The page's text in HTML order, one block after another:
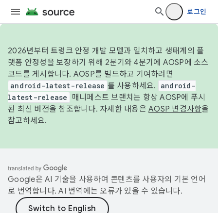
로그인
2026년부터 트렁크 안정 개발 모델과 일치하고 생태계의 플
랫폼 안정성을 보장하기 위해 2분기와 4분기에 AOSP에 소스
코드를 게시합니다. AOSP를 빌드하고 기여하려면
android-latest-release 를 사용하세요.
android-
latest-release
매니페스트 브랜치는 항상 AOSP에 푸시
된 최신 버전을 참조합니다. 자세한 내용은 AOSP 변경사항을
참고하세요.
Google은 AI 기술을 사용하여 콘텐츠를 사용자의 기본 언어
로 번역합니다. AI 번역에는 오류가 있을 수 있습니다.